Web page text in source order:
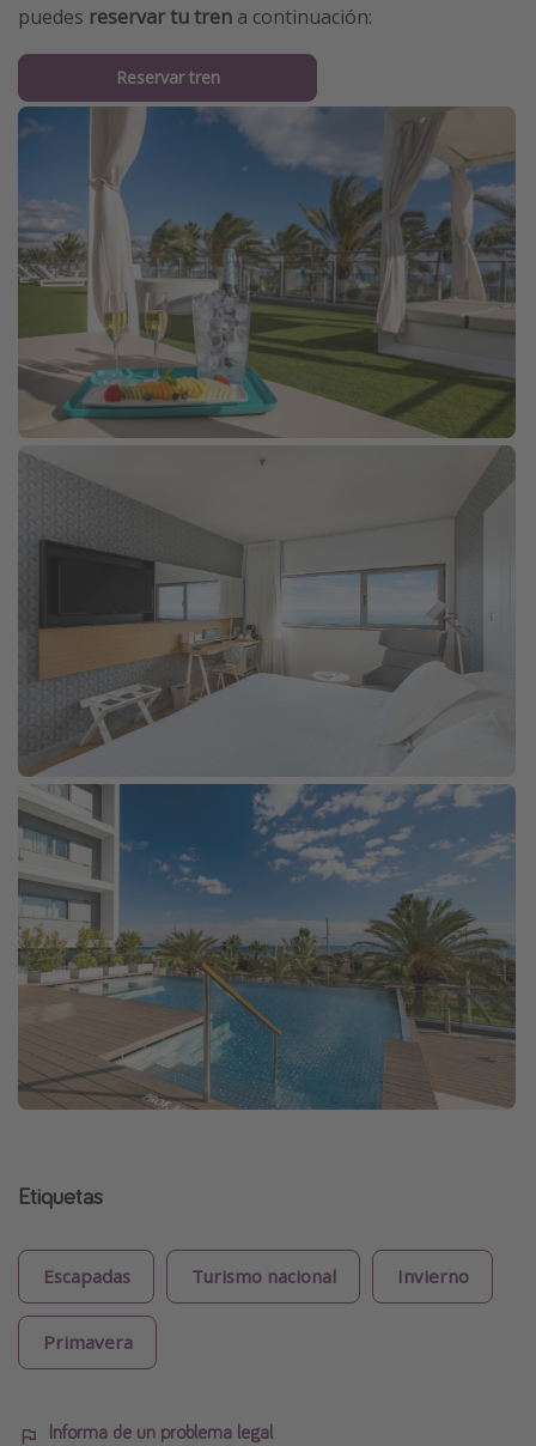
puedes reservar tu tren a continuación:
Reservar tren
Etiquetas
Escapadas Turismo nacional Invierno
Primavera
Informa de un problema legal